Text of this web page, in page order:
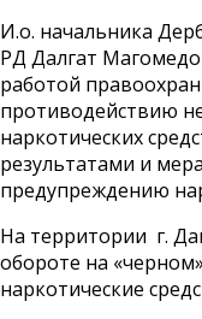
И.о. начальника
РД Далгат
работой
противодействию
наркотических
результатами и
предупреждению
На территории г.
обороте на
наркотические